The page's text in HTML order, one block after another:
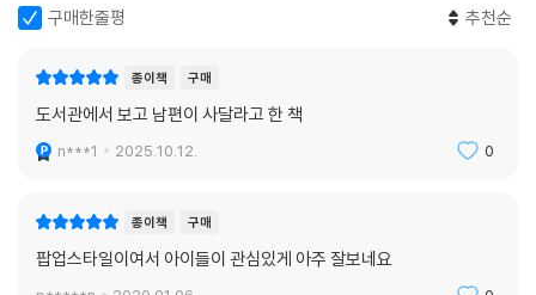
별들의 나이
블랙홀
표준 촉광
구매한줄평 추천순
종이책 구매
도서관에서 보고 남편이 사달라고 한 책
n***1 2025.10.12. 0
종이책 구매
팝업스타일이여서 아이들이 관심있게 아주 잘보네요